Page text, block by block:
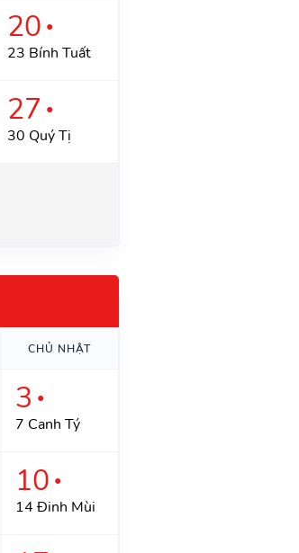
20 ●
23 Bính Tuất
27 ●
30 Quý Tị
CHỦ NHẬT
3 ●
7 Canh Tý
10 ●
14 Đinh Mùi